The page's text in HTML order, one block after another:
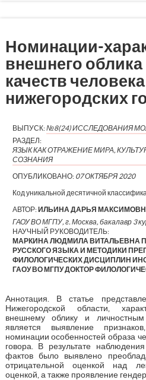
Номинации-
внешнего
качеств
нижегородских
ВЫПУСК:№8(24) ИССЛЕДОВАНИЯ
РАЗДЕЛ:
ЯЗЫК КАК ОТРАЖЕНИЕ МИРА,
СОЗНАНИЯ
ОПУБЛИКОВАНО: 07 ОКТЯБРЯ 2020
Код уникальной десятичной
АВТОР:ИЛЬИНА ДАРЬЯ
ГАОУ ВО МГПУ, г. Москва, бакалавр 3
НАУЧНЫЙ РУКОВОДИТЕЛЬ:
МАРКИНА ЛЮДМИЛА ВИТАЛЬЕВНА
РУССКОГО ЯЗЫКА И МЕТОДИКИ
ФИЛОЛОГИЧЕСКИХ ДИСЦИПЛИН
ГАОУ ВО МГПУ ДОКТОР
Аннотация. В статье
Нижегородской области,
внешнему облику и
является выявление
номинации особенностей образа
говора. В результате
фактов было выявлено
отрицательной оценкой над
оценкой, а также проявление